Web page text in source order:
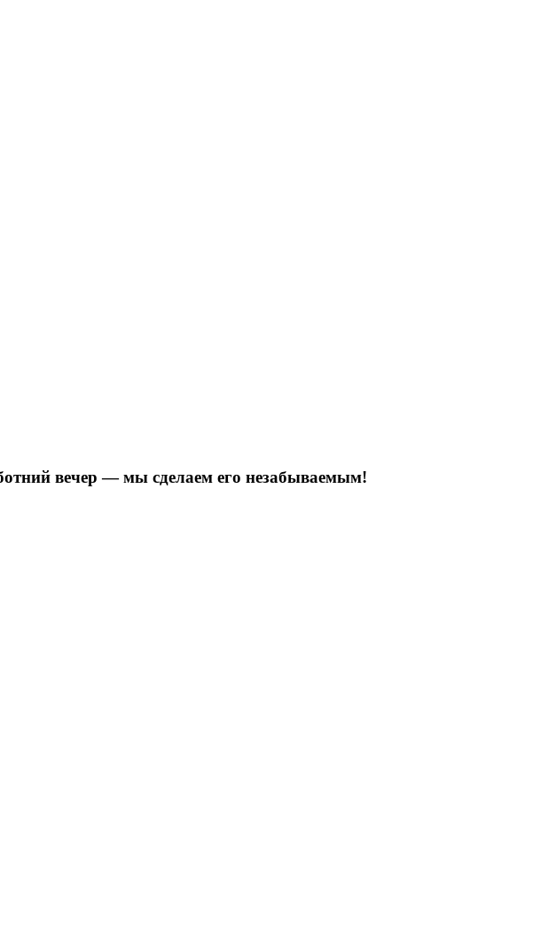
вечер — мы сделаем его незабываемым!